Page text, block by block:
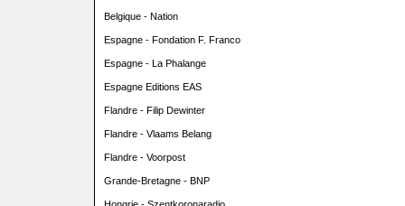
Belgique - Nation
Espagne - Fondation F. Franco
Espagne - La Phalange
Espagne Editions EAS
Flandre - Filip Dewinter
Flandre - Vlaams Belang
Flandre - Voorpost
Grande-Bretagne - BNP